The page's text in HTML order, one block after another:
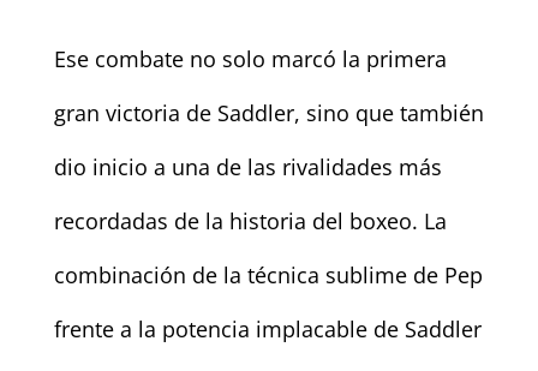
Ese combate no solo marcó la primera
gran victoria de Saddler, sino que también
dio inicio a una de las rivalidades más
recordadas de la historia del boxeo. La
combinación de la técnica sublime de Pep
frente a la potencia implacable de Saddler